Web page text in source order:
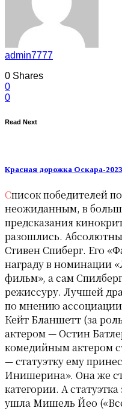
admin7777
0 Shares
0
0
Read Next
Красная дорожка Оскара-2023
Список победителей получился весьма
неожиданным, в
предсказания
разошлись.
Стивен Спиберг. Его
награду в номинации
фильм», а сам
режиссуру. Лучшей
по мнению
Кейт Бланшетт (за
актером — Остин
комедийным актером
— статуэтку ему
Инишерина». Она же
категории. А
ушла Мишель Йео («Все